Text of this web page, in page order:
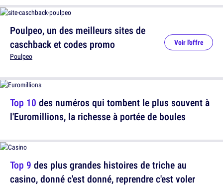
Poulpeo, un des meilleurs sites de
caschback et codes promo
Poulpeo
Voir l'offre
Top 9 des plus grandes histoires de triche au
casino, donné c'est donné, reprendre c'est voler
Top 10 des numéros qui tombent le plus souvent à
l'Euromillions, la richesse à portée de boules